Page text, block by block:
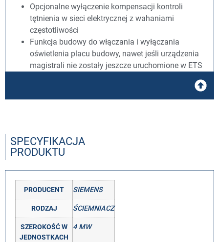
Opcjonalne wyłączenie kompensacji kontroli
tętnienia w sieci elektrycznej z wahaniami
częstotliwości
Funkcja budowy do włączania i wyłączania
oświetlenia placu budowy, nawet jeśli urządzenia
magistrali nie zostały jeszcze uruchomione w ETS
SPECYFIKACJA
PRODUKTU
PRODUCENT SIEMENS
RODZAJ ŚCIEMNIACZ
SZEROKOŚĆ W
JEDNOSTKACH
4 MW